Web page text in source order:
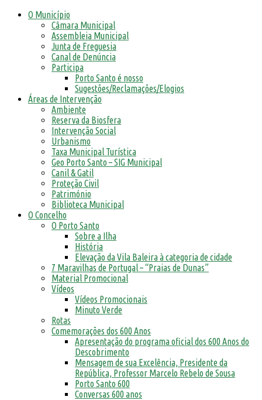
O Município
Câmara Municipal
Assembleia Municipal
Junta de Freguesia
Canal de Denúncia
Participa
Porto Santo é nosso
Sugestões/Reclamações/Elogios
Áreas de Intervenção
Ambiente
Reserva da Biosfera
Intervenção Social
Urbanismo
Taxa Municipal Turística
Geo Porto Santo – SIG Municipal
Canil & Gatil
Proteção Civil
Património
Biblioteca Municipal
O Concelho
O Porto Santo
Sobre a Ilha
História
Elevação da Vila Baleira à categoria de cidade
7 Maravilhas de Portugal – “Praias de Dunas”
Material Promocional
Vídeos
Vídeos Promocionais
Minuto Verde
Rotas
Comemorações dos 600 Anos
Apresentação do programa oficial dos 600 Anos do
Descobrimento
Mensagem de sua Excelência, Presidente da
República, Professor Marcelo Rebelo de Sousa
Porto Santo 600
Conversas 600 anos